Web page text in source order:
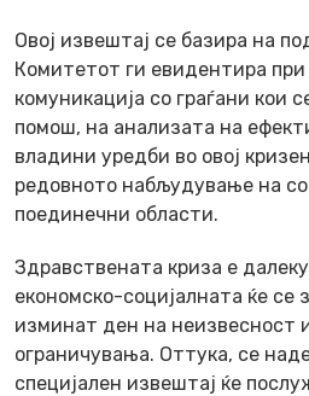
Овој извештај се базира на
Комитетот ги евидентира при
комуникација со граѓани кои
помош, на анализата на
владини уредби во овој
редовното набљудување на
поединечни области.
Здравствената криза е
економско-социјалната ќе се
изминат ден на неизвесност
ограничувања. Оттука, се
специјален извештај ќе